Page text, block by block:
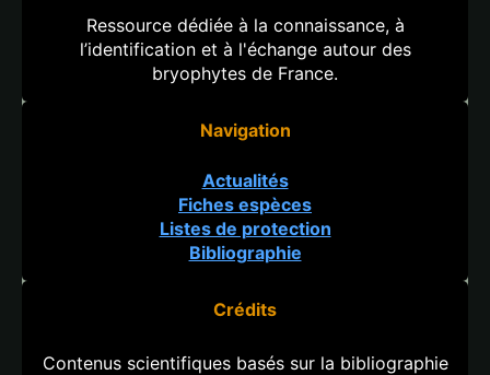
Ressource dédiée à la connaissance, à
l’identification et à l'échange autour des
bryophytes de France.
Navigation
Actualités
Fiches espèces
Listes de protection
Bibliographie
Crédits
Contenus scientifiques basés sur la bibliographie